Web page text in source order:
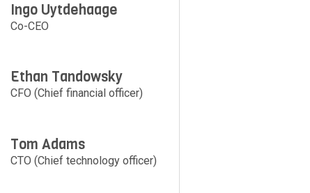
Ingo Uytdehaage
Co-CEO
Ethan Tandowsky
CFO (Chief financial officer)
Tom Adams
CTO (Chief technology officer)